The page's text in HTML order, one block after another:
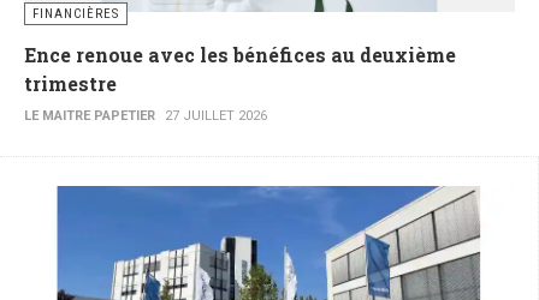
FINANCIÈRES
Ence renoue avec les bénéfices au deuxième
trimestre
LE MAITRE PAPETIER 27 JUILLET 2026